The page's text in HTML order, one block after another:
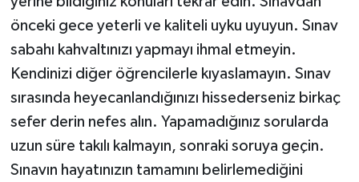
önceki gece yeterli ve kaliteli uyku uyuyun. Sınav
sabahı kahvaltınızı yapmayı ihmal etmeyin.
Kendinizi diğer öğrencilerle kıyaslamayın. Sınav
sırasında heyecanlandığınızı hissederseniz birkaç
sefer derin nefes alın. Yapamadığınız sorularda
uzun süre takılı kalmayın, sonraki soruya geçin.
Sınavın hayatınızın tamamını belirlemediğini